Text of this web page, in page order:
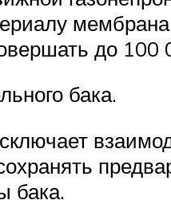
до 100
бака.
бака.